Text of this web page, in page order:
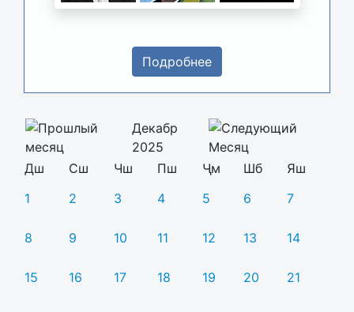
Подробнее
Декабр
2025
Дш
Сш Чш Пш Ҷм Шб
Яш
1
2 3 4 5 6 7
8 9 10 11 12 13 14
15 16 17 18 19 20 21